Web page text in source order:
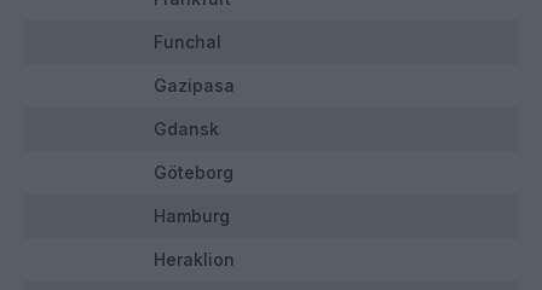
Funchal
Gazipasa
Gdansk
Göteborg
Hamburg
Heraklion